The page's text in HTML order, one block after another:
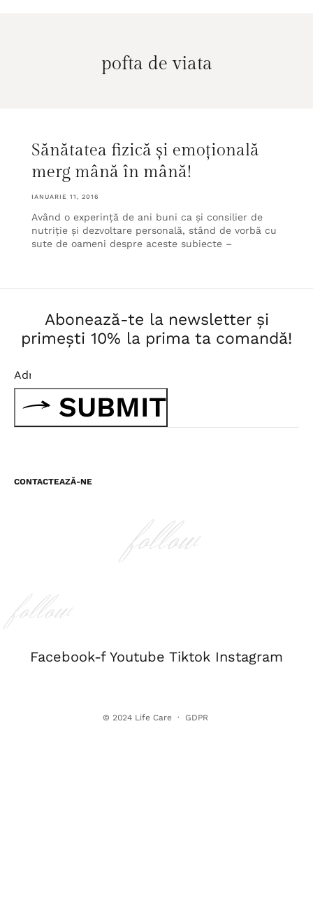
pofta de viata
Sănătatea fizică și emoțională
merg mână în mână!
IANUARIE 11, 2016
Având o experință de ani buni ca și consilier de
nutriție și dezvoltare personală, stând de vorbă cu
sute de oameni despre aceste subiecte –
Abonează-te la newsletter și
primești 10% la prima ta comandă!
SUBMIT
CONTACTEAZĂ-NE
follow
follow
Facebook-f Youtube Tiktok Instagram
© 2024 Life Care· GDPR